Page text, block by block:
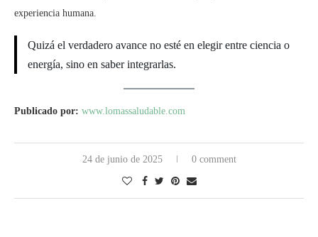
experiencia humana.
Quizá el verdadero avance no esté en elegir entre ciencia o
energía, sino en saber integrarlas.
Publicado por: www.lomassaludable.com
24 de junio de 2025 0 comment